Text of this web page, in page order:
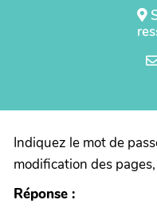
Indiquez le mot de
modification des pages,
Réponse :